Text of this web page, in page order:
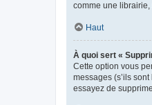
comme une librairie,
Haut
À quoi sert «
Cette option vous
messages (s’ils
essayez de